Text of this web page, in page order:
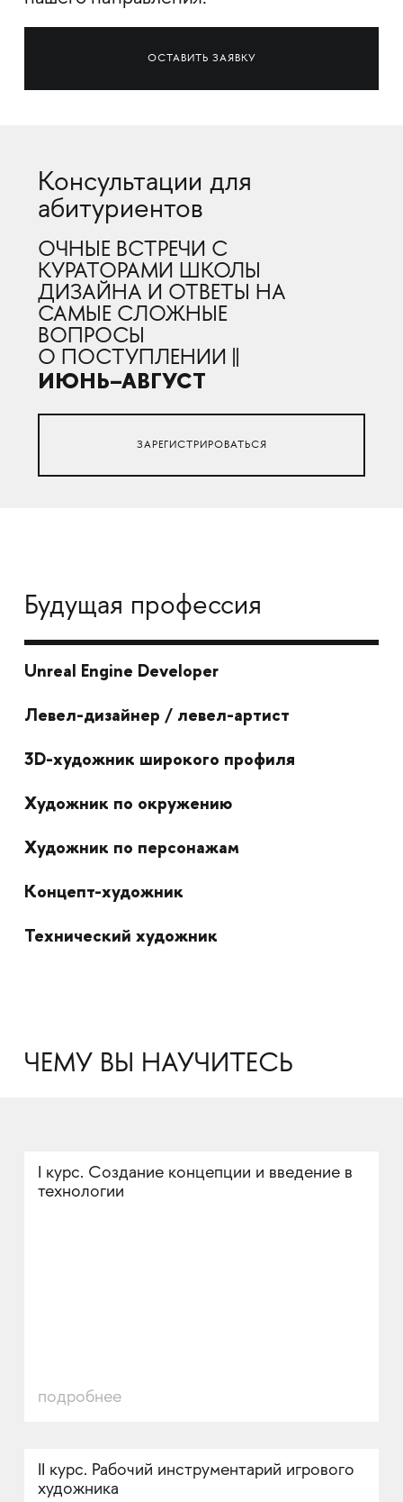
ОСТАВИТЬ ЗАЯВКУ
Консультации для
абитуриентов
ОЧНЫЕ ВСТРЕЧИ С
КУРАТОРАМИ ШКОЛЫ
ДИЗАЙНА И ОТВЕТЫ НА
САМЫЕ СЛОЖНЫЕ
ВОПРОСЫ
О ПОСТУПЛЕНИИ ||
ИЮНЬ–АВГУСТ
ЗАРЕГИСТРИРОВАТЬСЯ
Будущая профессия
Unreal Engine Developer
Левел-дизайнер / левел-артист
3D-художник широкого профиля
Художник по окружению
Художник по персонажам
Концепт-художник
Технический художник
ЧЕМУ ВЫ НАУЧИТЕСЬ
I курс. Создание концепции и введение в
технологии
подробнее
II курс. Рабочий инструментарий игрового
художника